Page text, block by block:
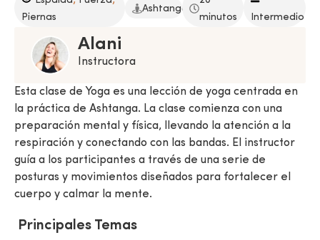
Piernas
Ashtanga
minutos
Intermedio
Alani
Instructora
Esta clase de Yoga es una lección de yoga centrada en
la práctica de Ashtanga. La clase comienza con una
preparación mental y física, llevando la atención a la
respiración y conectando con las bandas. El instructor
guía a los participantes a través de una serie de
posturas y movimientos diseñados para fortalecer el
cuerpo y calmar la mente.
Principales Temas